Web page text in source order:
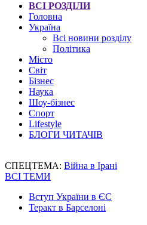
ВСІ РОЗДІЛИ
Головна
Україна
Всі новини розділу
Політика
Місто
Світ
Бізнес
Наука
Шоу-бізнес
Спорт
Lifestyle
БЛОГИ ЧИТАЧІВ
СПЕЦТЕМА: Війна в Ірані
ВСІ ТЕМИ
Вступ України в ЄС
Теракт в Барселоні